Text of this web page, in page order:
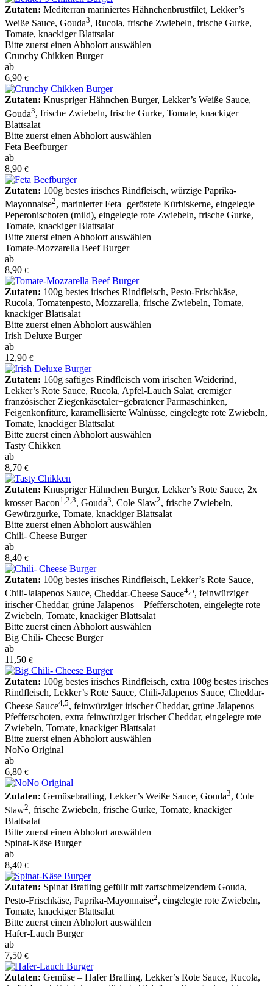
Zutaten: Mediterran mariniertes Hähnchenbrustfilet, Lekker’s
Weiße Sauce, Gouda3, Rucola, frische Zwiebeln, frische Gurke,
Tomate, knackiger Blattsalat
Bitte zuerst einen Abholort auswählen
Crunchy Chikken Burger
ab
6,90 €
Zutaten: Knuspriger Hähnchen Burger, Lekker’s Weiße Sauce,
Gouda3, frische Zwiebeln, frische Gurke, Tomate, knackiger
Blattsalat
Bitte zuerst einen Abholort auswählen
Feta Beefburger
ab
8,90 €
Zutaten: 100g bestes irisches Rindfleisch, würzige Paprika-
Mayonnaise2, marinierter Feta+geröstete Kürbiskerne, eingelegte
Peperonischoten (mild), eingelegte rote Zwiebeln, frische Gurke,
Tomate, knackiger Blattsalat
Bitte zuerst einen Abholort auswählen
Tomate-Mozzarella Beef Burger
ab
8,90 €
Zutaten: 100g bestes irisches Rindfleisch, Pesto-Frischkäse,
Rucola, Tomatenpesto, Mozzarella, frische Zwiebeln, Tomate,
knackiger Blattsalat
Bitte zuerst einen Abholort auswählen
Irish Deluxe Burger
ab
12,90 €
Zutaten: 160g saftiges Rindfleisch vom irischen Weiderind,
Lekker’s Rote Sauce, Rucola, Apfel-Lauch Salat, cremiger
französischer Ziegenkäsetaler+gebratener Parmaschinken,
Feigenkonfitüre, karamellisierte Walnüsse, eingelegte rote Zwiebeln,
Tomate, knackiger Blattsalat
Bitte zuerst einen Abholort auswählen
Tasty Chikken
ab
8,70 €
Zutaten: Knuspriger Hähnchen Burger, Lekker’s Rote Sauce, 2x
krosser Bacon1 2 3, Gouda3, Cole Slaw2, frische Zwiebeln,
Gewürzgurke, Tomate, knackiger Blattsalat
Bitte zuerst einen Abholort auswählen
Chili- Cheese Burger
ab
8,40 €
Zutaten: 100g bestes irisches Rindfleisch, Lekker’s Rote Sauce,
Chili-Jalapenos Sauce, Cheddar-Cheese Sauce4 5, feinwürziger
irischer Cheddar, grüne Jalapenos – Pfefferschoten, eingelegte rote
Zwiebeln, Tomate, knackiger Blattsalat
Bitte zuerst einen Abholort auswählen
Big Chili- Cheese Burger
ab
11,50 €
Zutaten: 100g bestes irisches Rindfleisch, extra 100g bestes irisches
Rindfleisch, Lekker’s Rote Sauce, Chili-Jalapenos Sauce, Cheddar-
Cheese Sauce4 5, feinwürziger irischer Cheddar, grüne Jalapenos –
Pfefferschoten, extra feinwürziger irischer Cheddar, eingelegte rote
Zwiebeln, Tomate, knackiger Blattsalat
Bitte zuerst einen Abholort auswählen
NoNo Original
ab
6,80 €
Zutaten: Gemüsebratling, Lekker’s Weiße Sauce, Gouda3, Cole
Slaw2, frische Zwiebeln, frische Gurke, Tomate, knackiger
Blattsalat
Bitte zuerst einen Abholort auswählen
Spinat-Käse Burger
ab
8,40 €
Zutaten: Spinat Bratling gefüllt mit zartschmelzendem Gouda,
Pesto-Frischkäse, Paprika-Mayonnaise2, eingelegte rote Zwiebeln,
Tomate, knackiger Blattsalat
Bitte zuerst einen Abholort auswählen
Hafer-Lauch Burger
ab
7,50 €
Zutaten: Gemüse – Hafer Bratling, Lekker’s Rote Sauce, Rucola,